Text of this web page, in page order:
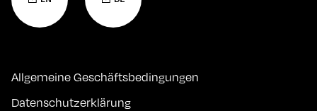
Allgemeine Geschäftsbedingungen
Datenschutzerklärung